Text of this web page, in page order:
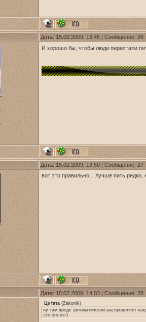
Дата: 15.02.2009, 13:45 | Сообщение: 26
И хорошо бы, чтобы люди перестали
Дата: 15.02.2009, 13:50 | Сообщение: 27
вот это правильно... лучше пить редко,
Дата: 15.02.2009, 14:03 | Сообщение: 28
Цитата (Zakonik)
ну там вроде автоматически распределяет
это ого-го=)